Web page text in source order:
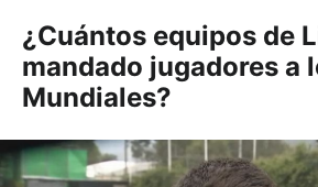
¿Cuántos equipos de
mandado jugadores a
Mundiales?